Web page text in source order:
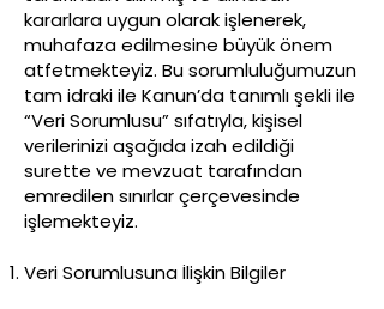
kararlara uygun olarak işlenerek,
muhafaza edilmesine büyük önem
atfetmekteyiz. Bu sorumluluğumuzun
tam idraki ile Kanun’da tanımlı şekli ile
“Veri Sorumlusu” sıfatıyla, kişisel
verilerinizi aşağıda izah edildiği
surette ve mevzuat tarafından
emredilen sınırlar çerçevesinde
işlemekteyiz.
Veri Sorumlusuna İlişkin Bilgiler